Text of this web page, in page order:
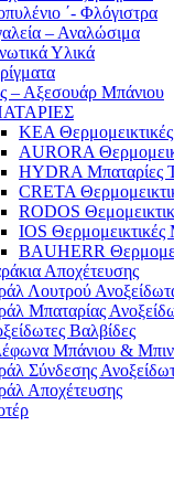
΄- Φλόγιστρα
– Αναλώσιμα
Υλικά
– Αξεσουάρ Μπάνιου
KEA
AURORA
HYDRA Μπαταρίες
CRETA
RODOS
IOS Θερμομεικτικές
BAUHERR
Αποχέτευσης
Λουτρού
Μπαταρίας
Βαλβίδες
Μπάνιου &
Σύνδεσης
Αποχέτευσης